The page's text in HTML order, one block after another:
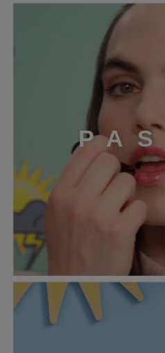
PAS